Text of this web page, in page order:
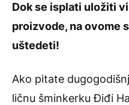
Dok se isplati uložiti
proizvode, na ovome
uštedeti!
Ako pitate
ličnu šminkerkuĐiđi